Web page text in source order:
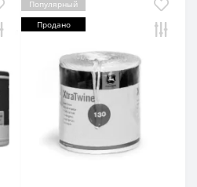
Популярный
Продано